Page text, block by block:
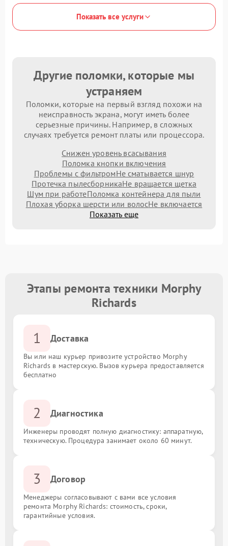
Показать все услуги
Другие поломки, которые мы
устраняем
Поломки, которые на первый взгляд похожи на
неисправность экрана, могут иметь более
серьезные причины. Например, в сложных
случаях требуется ремонт платы или процессора.
Снижен уровень всасывания
Поломка кнопки включения
Проблемы с фильтромНе сматывается шнур
Протечка пылесборникаНе вращается щетка
Шум при работеПоломка контейнера для пыли
Плохая уборка шерсти или волосНе включается
Показать еще
Этапы ремонта техники Morphy
Richards
1 Доставка
Вы или наш курьер привозите устройство Morphy
Richards в мастерскую. Вызов курьера предоставляется
бесплатно
2 Диагностика
Инженеры проводят полную диагностику: аппаратную,
техническую. Процедура занимает около 60 минут.
3 Договор
Менеджеры согласовывают с вами все условия
ремонта Morphy Richards: стоимость, сроки,
гарантийные условия.